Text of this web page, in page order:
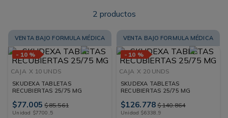
2 productos
VENTA BAJO FORMULA MÉDICA
- 10 %
CAJA X 10 UNDS
SKUDEXA TABLETAS
RECUBIERTAS 25/75 MG
$77.005 $85.561
Unidad $7700 5
VENTA BAJO FORMULA MÉDICA
- 10 %
CAJA X 20 UNDS
SKUDEXA TABLETAS
RECUBIERTAS 25/75 MG
$126.778 $140.864
Unidad $6338 9